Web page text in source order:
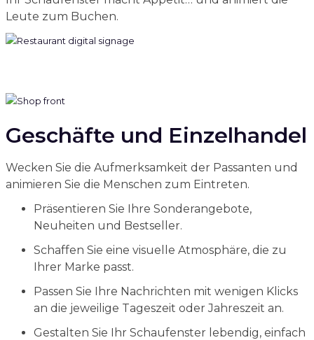
Leute zum Buchen.
Geschäfte und Einzelhandel
Wecken Sie die Aufmerksamkeit der Passanten und
animieren Sie die Menschen zum Eintreten.
Präsentieren Sie Ihre Sonderangebote,
Neuheiten und Bestseller.
Schaffen Sie eine visuelle Atmosphäre, die zu
Ihrer Marke passt.
Passen Sie Ihre Nachrichten mit wenigen Klicks
an die jeweilige Tageszeit oder Jahreszeit an.
Gestalten Sie Ihr Schaufenster lebendig, einfach